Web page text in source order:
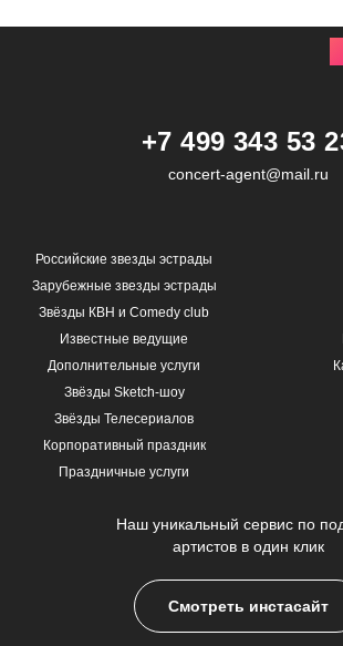
+7 499 343 53
concert-agent@mail.ru
Российские звезды эстрады
Зарубежные звезды эстрады
Звёзды КВН и Comedy club
Известные ведущие
Дополнительные услуги
Звёзды Sketch-шоу
Звёзды Телесериалов
Корпоративный праздник
Праздничные услуги
Наш уникальный сервис по
артистов в один клик
Смотреть инстасайт